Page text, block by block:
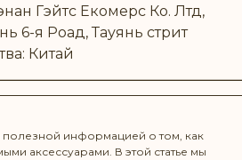
Гэйтс Екомерс Ко. Лтд,
6-я Роад, Тауянь стрит
Китай
полезной информацией о том, как
аксессуарами. В этой статье мы